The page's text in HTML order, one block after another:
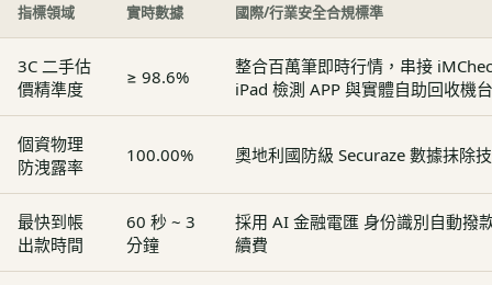
指標領域 實時數據 國際/行業安全合規標準
3C 二手估
價精準度
≥ 98.6%
整合百萬筆即時行情，串接
iPad 檢測 APP 與實體自助回收機台
個資物理
防洩露率
100.00% 奧地利國防級 Securaze 數據抹除
最快到帳
出款時間
60 秒 ~ 3
分鐘
採用 AI 金融電匯 身份識別自動撥
續費